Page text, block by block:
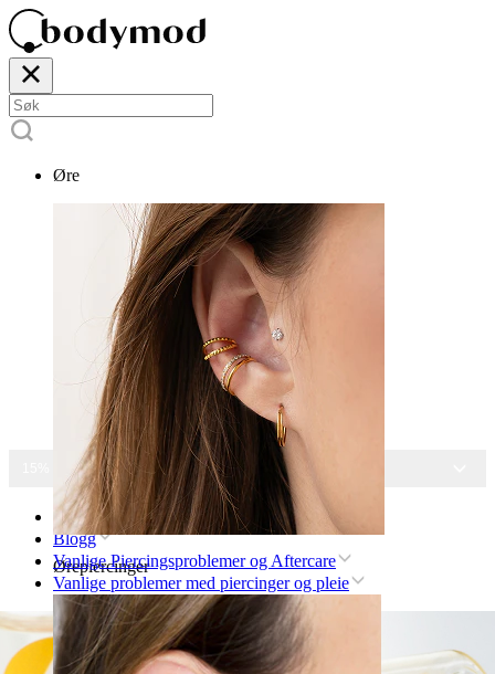
Øre
Ørepiercinger
15% RABATT PÅ ALLE SMYKKER
Hjem
Blogg
Vanlige Piercingsproblemer og Aftercare
Vanlige problemer med piercinger og pleie